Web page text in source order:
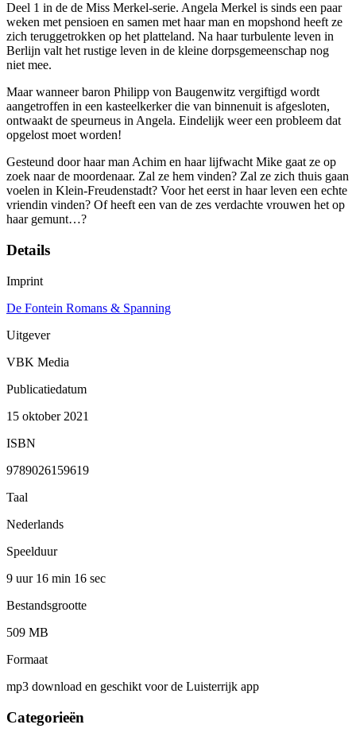
Deel 1 in de de Miss Merkel-serie. Angela Merkel is sinds een paar
weken met pensioen en samen met haar man en mopshond heeft ze
zich teruggetrokken op het platteland. Na haar turbulente leven in
Berlijn valt het rustige leven in de kleine dorpsgemeenschap nog
niet mee.
Maar wanneer baron Philipp von Baugenwitz vergiftigd wordt
aangetroffen in een kasteelkerker die van binnenuit is afgesloten,
ontwaakt de speurneus in Angela. Eindelijk weer een probleem dat
opgelost moet worden!
Gesteund door haar man Achim en haar lijfwacht Mike gaat ze op
zoek naar de moordenaar. Zal ze hem vinden? Zal ze zich thuis gaan
voelen in Klein-Freudenstadt? Voor het eerst in haar leven een echte
vriendin vinden? Of heeft een van de zes verdachte vrouwen het op
haar gemunt…?
Details
Imprint
De Fontein Romans & Spanning
Uitgever
VBK Media
Publicatiedatum
15 oktober 2021
ISBN
9789026159619
Taal
Nederlands
Speelduur
9 uur 16 min 16 sec
Bestandsgrootte
509 MB
Formaat
mp3 download en geschikt voor de Luisterrijk app
Categorieën